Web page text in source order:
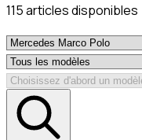
115articlesdisponibles